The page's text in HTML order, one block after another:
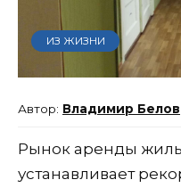
ИЗ ЖИЗНИ
Владимир Белов
Рынок аренды
устанавливает